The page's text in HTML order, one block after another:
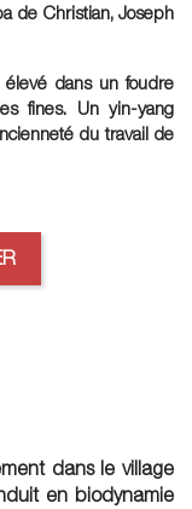
de Christian, Joseph
élevé dans un foudre
fines. Un yin-yang
du travail de
dans le village
en biodynamie